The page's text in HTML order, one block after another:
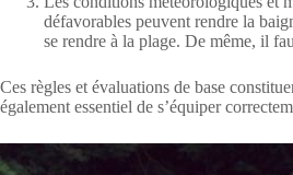
défavorables peuvent rendre la
se rendre à la plage. De même, il
Ces règles et évaluations de base
également essentiel de s’équiper